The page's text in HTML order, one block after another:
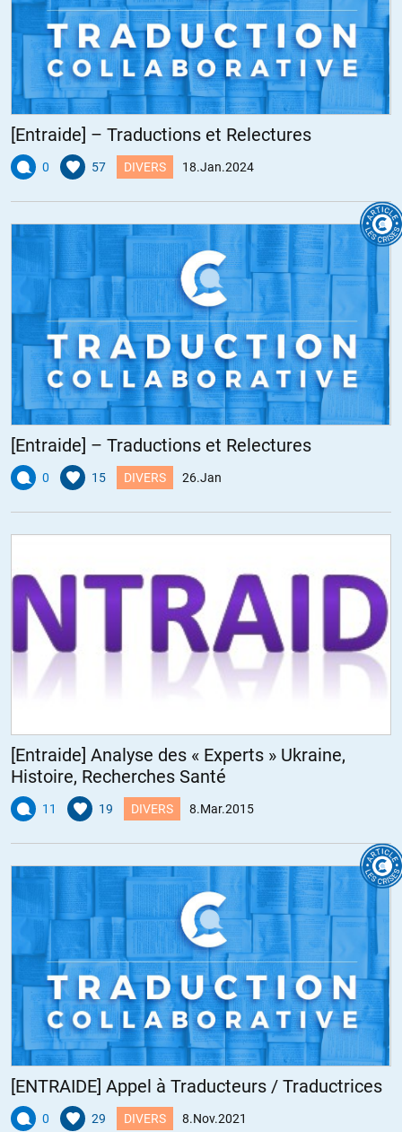
[Entraide] – Traductions et Relectures
0 57 DIVERS 18.Jan.2024
[Entraide] – Traductions et Relectures
0 15 DIVERS 26.Jan
[Entraide] Analyse des « Experts » Ukraine,
Histoire, Recherches Santé
11 19 DIVERS 8.Mar.2015
[ENTRAIDE] Appel à Traducteurs / Traductrices
0 29 DIVERS 8.Nov.2021